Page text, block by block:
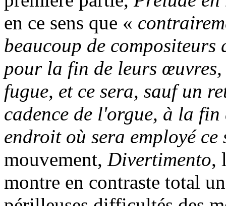
en ce sens que «
beaucoup de
pour la fin de leurs
fugue, et ce sera, sauf un
cadence de l'orgue, à la
endroit où sera employé ce
mouvement, Divertimento,
montre en contraste total